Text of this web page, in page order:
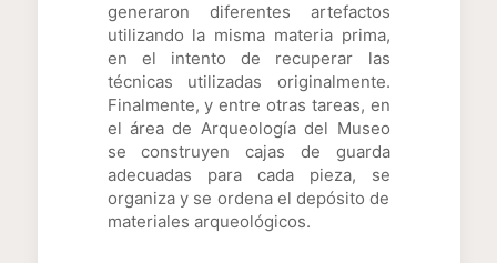
generaron diferentes artefactos
utilizando la misma materia prima,
en el intento de recuperar las
técnicas utilizadas originalmente.
Finalmente, y entre otras tareas, en
el área de Arqueología del Museo
se construyen cajas de guarda
adecuadas para cada pieza, se
organiza y se ordena el depósito de
materiales arqueológicos.